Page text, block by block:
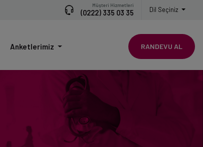
Müşteri Hizmetleri
(0222) 335 03 35 Dil Seçiniz
Anketlerimiz RANDEVU AL